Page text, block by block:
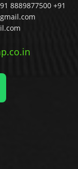
8889877500 +91